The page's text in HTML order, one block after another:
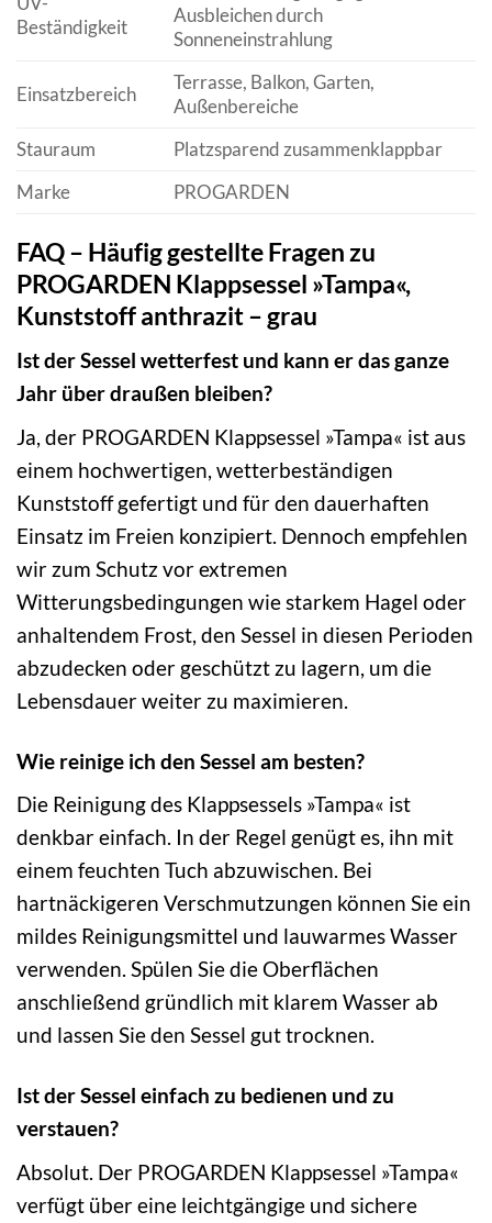
Beständigkeit
Ausbleichen durch
Sonneneinstrahlung
Einsatzbereich
Terrasse, Balkon, Garten,
Außenbereiche
Stauraum
Platzsparend zusammenklappbar
Marke
PROGARDEN
FAQ – Häufig gestellte Fragen zu
PROGARDEN Klappsessel »Tampa«,
Kunststoff anthrazit – grau
Ist der Sessel wetterfest und kann er das ganze
Jahr über draußen bleiben?
Ja, der PROGARDEN Klappsessel »Tampa« ist aus
einem hochwertigen, wetterbeständigen
Kunststoff gefertigt und für den dauerhaften
Einsatz im Freien konzipiert. Dennoch empfehlen
wir zum Schutz vor extremen
Witterungsbedingungen wie starkem Hagel oder
anhaltendem Frost, den Sessel in diesen Perioden
abzudecken oder geschützt zu lagern, um die
Lebensdauer weiter zu maximieren.
Wie reinige ich den Sessel am besten?
Die Reinigung des Klappsessels »Tampa« ist
denkbar einfach. In der Regel genügt es, ihn mit
einem feuchten Tuch abzuwischen. Bei
hartnäckigeren Verschmutzungen können Sie ein
mildes Reinigungsmittel und lauwarmes Wasser
verwenden. Spülen Sie die Oberflächen
anschließend gründlich mit klarem Wasser ab
und lassen Sie den Sessel gut trocknen.
Ist der Sessel einfach zu bedienen und zu
verstauen?
Absolut. Der PROGARDEN Klappsessel »Tampa«
verfügt über eine leichtgängige und sichere